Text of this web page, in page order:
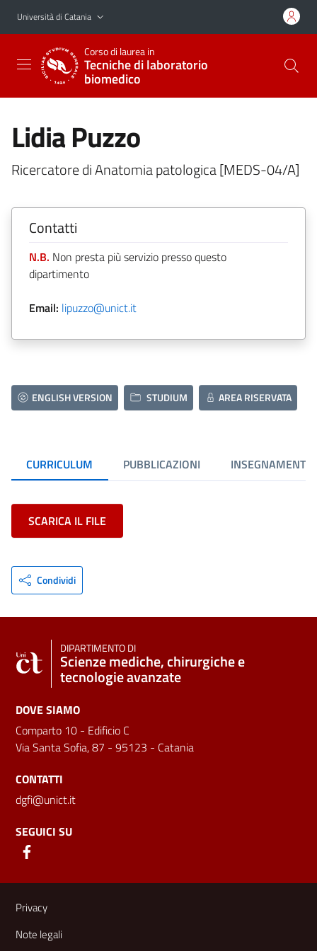
Vai al contenuto principale
Vai al menu di navigazione
Università di Catania
Corso di laurea in
Tecniche di laboratorio
biomedico
Lidia Puzzo
Ricercatore di Anatomia patologica [MEDS-04/A]
Contatti
N.B. Non presta più servizio presso questo
dipartimento
Email: lipuzzo@unict.it
ENGLISH VERSION STUDIUM AREA RISERVATA
CURRICULUM PUBBLICAZIONI INSEGNAMENTI
SCARICA IL FILE
Condividi
DIPARTIMENTO DI
Scienze mediche, chirurgiche e
tecnologie avanzate
DOVE SIAMO
Comparto 10 - Edificio C
Via Santa Sofia, 87 - 95123 - Catania
CONTATTI
dgfi@unict.it
SEGUICI SU
Link e informazioni utili
Privacy
Note legali